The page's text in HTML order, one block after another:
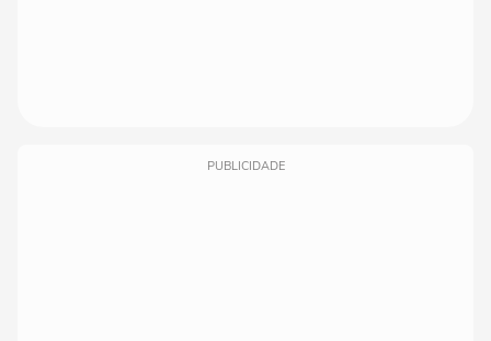
PUBLICIDADE